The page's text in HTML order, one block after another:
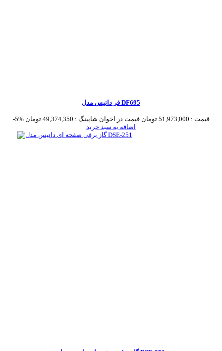
فر داتیس مدل DF695
-5% قیمت : 51,973,000 تومان قیمت در اخوان شاپینگ : 49,374,350 تومان
اضافه به سبد خرید